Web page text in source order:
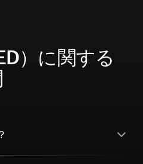
）に関する